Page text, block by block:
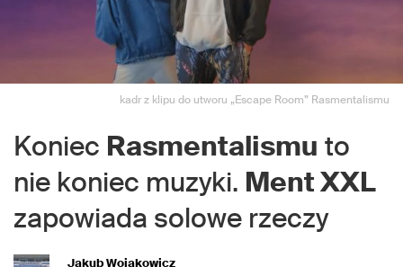
kadr z klipu do utworu „Escape Room” Rasmentalismu
Koniec Rasmentalismu to
nie koniec muzyki. Ment XXL
zapowiada solowe rzeczy
Jakub Wojakowicz